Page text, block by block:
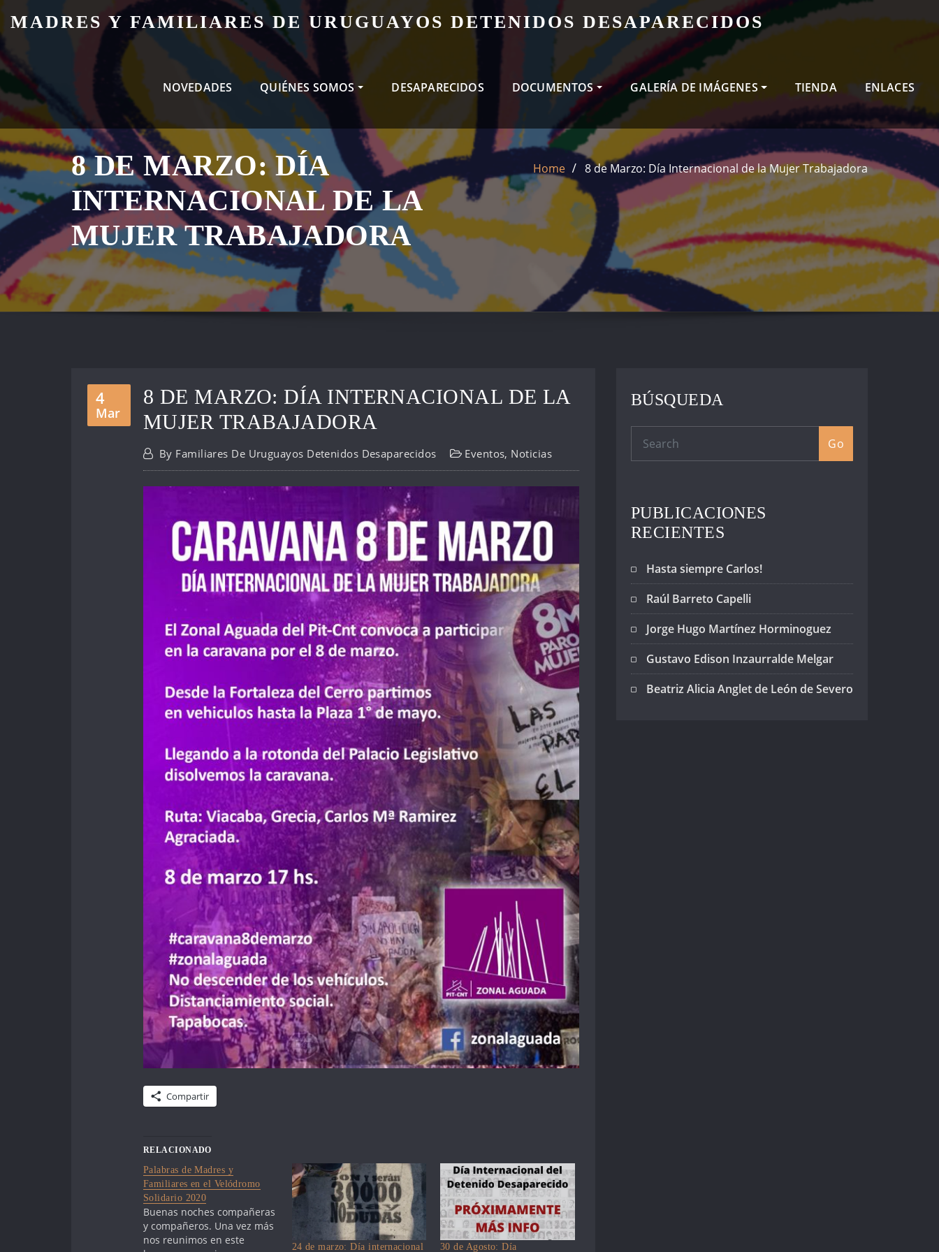
Skip
MADRES Y FAMILIARES DE URUGUAYOS DETENIDOS DESAPARECIDOS
NOVEDADES QUIÉNES SOMOS DESAPARECIDOS DOCUMENTOS GALERÍA DE IMÁGENES TIENDA ENLACES
8 DE MARZO: DÍA
INTERNACIONAL DE LA
MUJER TRABAJADORA
Home 8 de Marzo: Día Internacional de la Mujer Trabajadora
4
Mar
8 DE MARZO: DÍA INTERNACIONAL DE LA
MUJER TRABAJADORA
By Familiares De Uruguayos Detenidos Desaparecidos Eventos, Noticias
Compartir
RELACIONADO
Palabras de Madres y
Familiares en el Velódromo
Solidario 2020
Buenas noches compañeras
y compañeros. Una vez más
nos reunimos en este
24 de marzo: Día internacional 30 de Agosto: Día
BÚSQUEDA
Go
PUBLICACIONES
RECIENTES
Hasta siempre Carlos!
Raúl Barreto Capelli
Jorge Hugo Martínez Horminoguez
Gustavo Edison Inzaurralde Melgar
Beatriz Alicia Anglet de León de Severo